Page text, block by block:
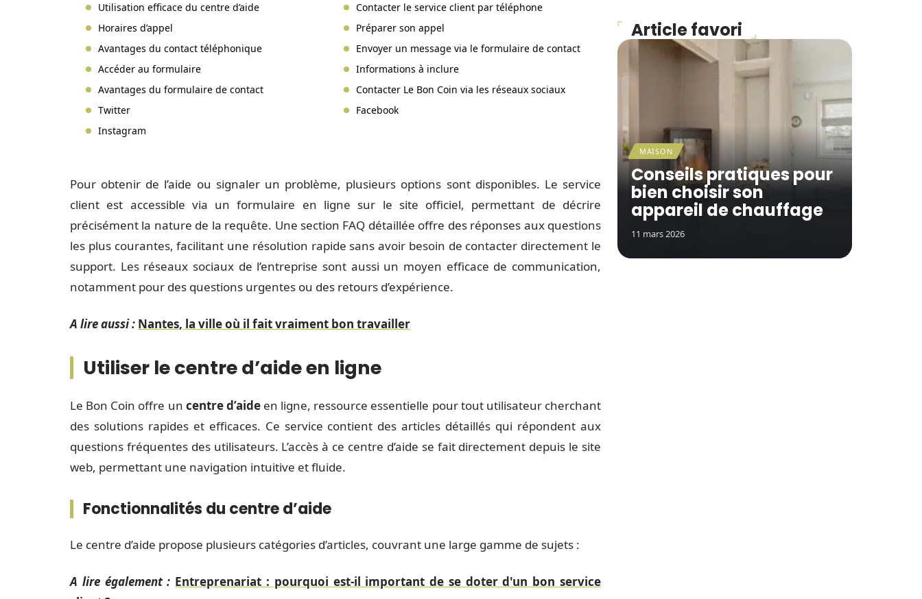
Utilisation efficace du centre d’aide
Contacter le service client par téléphone
Horaires d’appel
Préparer son appel
Avantages du contact téléphonique
Envoyer un message via le formulaire de contact
Accéder au formulaire
Informations à inclure
Avantages du formulaire de contact
Contacter Le Bon Coin via les réseaux sociaux
Twitter
Facebook
Instagram
Pour obtenir de l’aide ou signaler un problème, plusieurs options sont disponibles. Le service
client est accessible via un formulaire en ligne sur le site officiel, permettant de décrire
précisément la nature de la requête. Une section FAQ détaillée offre des réponses aux questions
les plus courantes, facilitant une résolution rapide sans avoir besoin de contacter directement le
support. Les réseaux sociaux de l’entreprise sont aussi un moyen efficace de communication,
notamment pour des questions urgentes ou des retours d’expérience.
A lire aussi : Nantes, la ville où il fait vraiment bon travailler
Utiliser le centre d’aide en ligne
Le Bon Coin offre un centre d’aideen ligne, ressource essentielle pour tout utilisateur cherchant
des solutions rapides et efficaces. Ce service contient des articles détaillés qui répondent aux
questions fréquentes des utilisateurs. L’accès à ce centre d’aide se fait directement depuis le site
web, permettant une navigation intuitive et fluide.
Fonctionnalités du centre d’aide
Le centre d’aide propose plusieurs catégories d’articles, couvrant une large gamme de sujets :
A lire également : Entreprenariat : pourquoi est-il important de se doter d'un bon service
Article favori
MAISON
Conseils pratiques pour
bien choisir son
appareil de chauffage
11 mars 2026